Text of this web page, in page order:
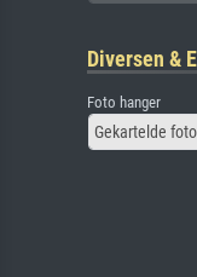
Diversen &
Foto hanger
Gekartelde